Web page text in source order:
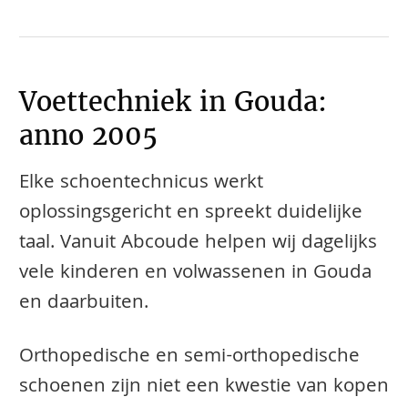
Voettechniek in Gouda:
anno 2005
Elke schoentechnicus werkt
oplossingsgericht en spreekt duidelijke
taal. Vanuit Abcoude helpen wij dagelijks
vele kinderen en volwassenen in Gouda
en daarbuiten.
​​​​Orthopedische en semi-orthopedische
schoenen zijn niet een kwestie van kopen